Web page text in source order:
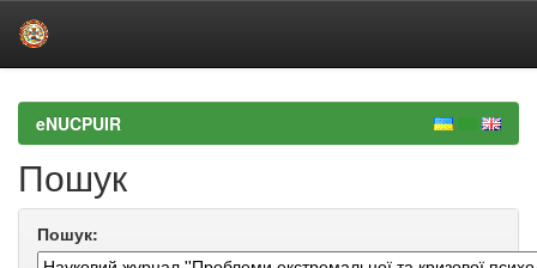
navigationeNUCPUIR
Пошук
Пошук: